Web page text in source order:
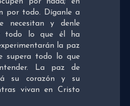
por nada; en
por todo. Díganle a
necesitan y denle
todo lo que él ha
la paz
supera todo lo que
La paz de
su corazón y su
vivan en Cristo